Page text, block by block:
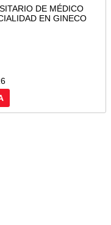
DE MÉDICO
EN GINECO